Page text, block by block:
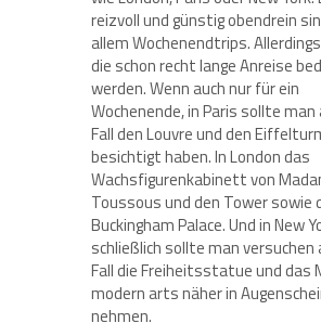
reizvoll und günstig obendrein
allem Wochenendtrips.
die schon recht lange Anreise
werden. Wenn auch nur für ein
Wochenende, in Paris sollte
Fall den Louvre und den
besichtigt haben. In London das
Wachsfigurenkabinett von
Toussous und den Tower sowie
Buckingham Palace. Und in New
schließlich sollte man versuchen
Fall die Freiheitsstatue und das
modern arts näher in
nehmen.